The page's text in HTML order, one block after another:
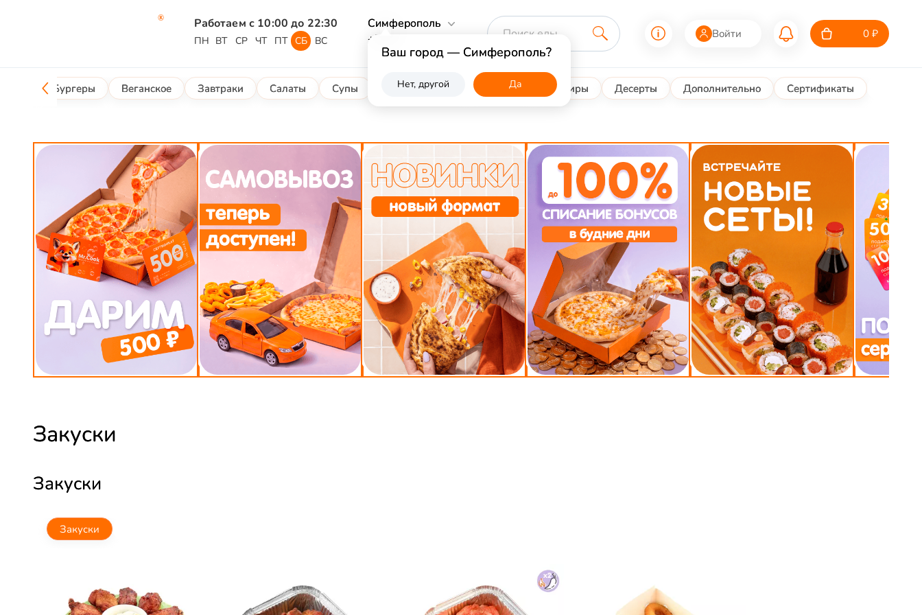
Работаем с 10:00 до 22:30
ПН ВТ СР ЧТ ПТ СБ ВС
Симферополь
Ваш город — Симферополь?
Нет, другой Да
+7 978 761 0000 Войти 0 ₽
Бургеры Веганское Завтраки Салаты Супы Вторые блюда Закуски Гарниры Десерты Дополнительно Сертификаты
Закуски
Закуски
Закуски